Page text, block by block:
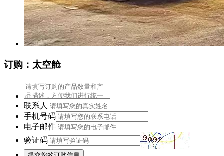
订购：太空舱
联系人
手机号码
电子邮件
验证码